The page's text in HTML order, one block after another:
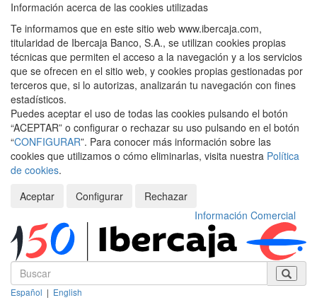
Información acerca de las cookies utilizadas
Te informamos que en este sitio web www.ibercaja.com,
titularidad de Ibercaja Banco, S.A., se utilizan cookies propias
técnicas que permiten el acceso a la navegación y a los servicios
que se ofrecen en el sitio web, y cookies propias gestionadas por
terceros que, si lo autorizas, analizarán tu navegación con fines
estadísticos.
Puedes aceptar el uso de todas las cookies pulsando el botón
“ACEPTAR” o configurar o rechazar su uso pulsando en el botón
“CONFIGURAR”. Para conocer más información sobre las
cookies que utilizamos o cómo eliminarlas, visita nuestra Política
de cookies.
Aceptar
Configurar
Rechazar
Información Comercial
Español | English